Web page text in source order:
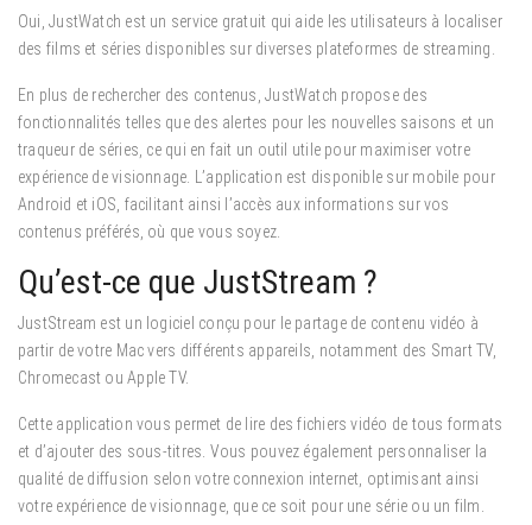
Oui, JustWatch est un service gratuit qui aide les utilisateurs à localiser
des films et séries disponibles sur diverses plateformes de streaming.
En plus de rechercher des contenus, JustWatch propose des
fonctionnalités telles que des alertes pour les nouvelles saisons et un
traqueur de séries, ce qui en fait un outil utile pour maximiser votre
expérience de visionnage. L’application est disponible sur mobile pour
Android et iOS, facilitant ainsi l’accès aux informations sur vos
contenus préférés, où que vous soyez.
Qu’est-ce que JustStream ?
JustStream est un logiciel conçu pour le partage de contenu vidéo à
partir de votre Mac vers différents appareils, notamment des Smart TV,
Chromecast ou Apple TV.
Cette application vous permet de lire des fichiers vidéo de tous formats
et d’ajouter des sous-titres. Vous pouvez également personnaliser la
qualité de diffusion selon votre connexion internet, optimisant ainsi
votre expérience de visionnage, que ce soit pour une série ou un film.